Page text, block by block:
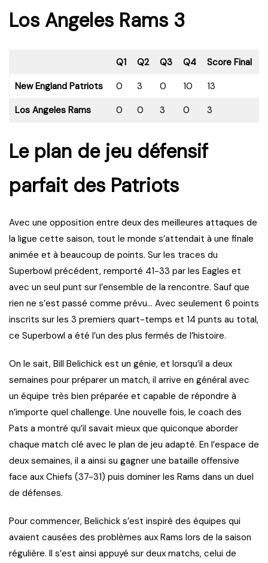
Los Angeles Rams 3
Q1 Q2 Q3 Q4
Score Final
New England Patriots
0 3 0 10
13
Los Angeles Rams
0 0 3 0 3
Le plan de jeu défensif
parfait des Patriots
Avec une opposition entre deux des meilleures attaques de
la ligue cette saison, tout le monde s’attendait à une finale
animée et à beaucoup de points. Sur les traces du
Superbowl précédent, remporté 41-33 par les Eagles et
avec un seul punt sur l’ensemble de la rencontre. Sauf que
rien ne s’est passé comme prévu… Avec seulement 6 points
inscrits sur les 3 premiers quart-temps et 14 punts au total,
ce Superbowl a été l’un des plus fermés de l’histoire.
On le sait, Bill Belichick est un génie, et lorsqu’il a deux
semaines pour préparer un match, il arrive en général avec
un équipe très bien préparée et capable de répondre à
n’importe quel challenge. Une nouvelle fois, le coach des
Pats a montré qu’il savait mieux que quiconque aborder
chaque match clé avec le plan de jeu adapté. En l’espace de
deux semaines, il a ainsi su gagner une bataille offensive
face aux Chiefs (37-31) puis dominer les Rams dans un duel
de défenses.
Pour commencer, Belichick s’est inspiré des équipes qui
avaient causées des problèmes aux Rams lors de la saison
régulière. Il s’est ainsi appuyé sur deux matchs, celui de